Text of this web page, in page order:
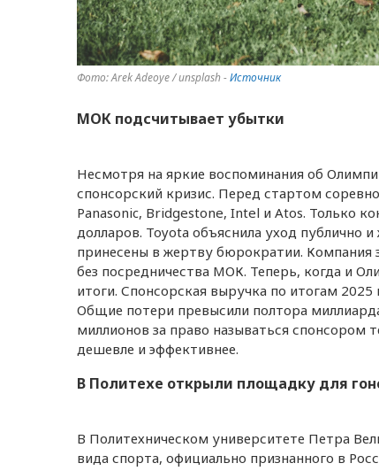
Фото: Arek Adeoye / unsplash -Источник
МОК подсчитывает убытки
Несмотря на яркие воспоминания об
спонсорский кризис. Перед стартом
Panasonic, Bridgestone, Intel и Atos. Только
долларов. Toyota объяснила уход публично
принесены в жертву бюрократии.
без посредничества МОК. Теперь, когда и
итоги. Спонсорская выручка по итогам
Общие потери превысили полтора
миллионов за право называться
дешевле и эффективнее.
В Политехе открыли площадку для
В Политехническом университете Петра
вида спорта, официально признанного в